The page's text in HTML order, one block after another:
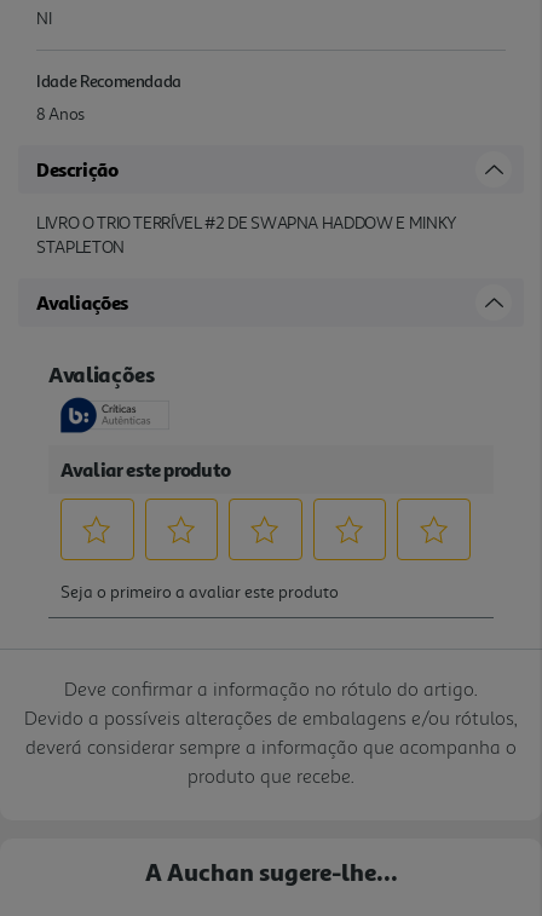
NI
Idade Recomendada
8 Anos
Descrição
LIVRO O TRIO TERRÍVEL #2 DE SWAPNA HADDOW E MINKY
STAPLETON
Avaliações
Deve confirmar a informação no rótulo do artigo.
Devido a possíveis alterações de embalagens e/ou rótulos,
deverá considerar sempre a informação que acompanha o
produto que recebe.
A Auchan sugere-lhe...